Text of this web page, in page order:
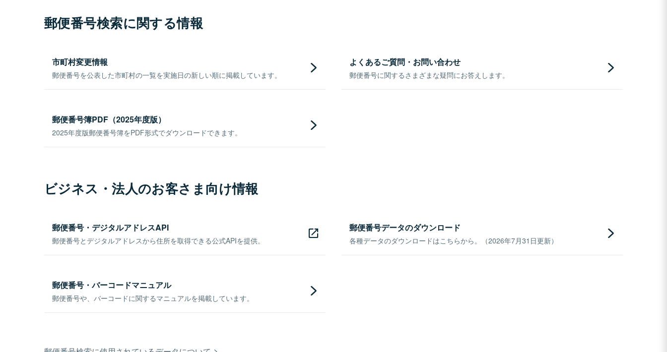
郵便番号検索に関する情報
市町村変更情報
郵便番号を公表した市町村の一覧を実施日の新しい順に掲載しています。
よくあるご質問・お問い合わせ
郵便番号に関するさまざまな疑問にお答えします。
郵便番号簿PDF（2025年度版）
2025年度版郵便番号簿をPDF形式でダウンロードできます。
ビジネス・法人のお客さま向け情報
郵便番号・デジタルアドレスAPI
郵便番号とデジタルアドレスから住所を取得できる公式APIを提供。
郵便番号データのダウンロード
各種データのダウンロードはこちらから。（2026年7月31日更新）
郵便番号・バーコードマニュアル
郵便番号や、バーコードに関するマニュアルを掲載しています。